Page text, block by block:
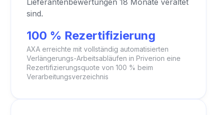
Lieferantenbewertungen 18 Monate veraltet
sind.
100 % Rezertifizierung
AXA erreichte mit vollständig automatisierten
Verlängerungs-Arbeitsabläufen in Priverion eine
Rezertifizierungsquote von 100 % beim
Verarbeitungsverzeichnis